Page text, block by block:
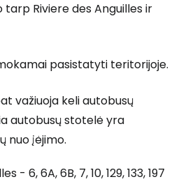
tarp Riviere des Anguilles ir
pasistatyti teritorijoje.
važiuoja keli autobusų
autobusų stotelė yra
nuo įėjimo.
- 6, 6A, 6B, 7, 10, 129, 133, 197